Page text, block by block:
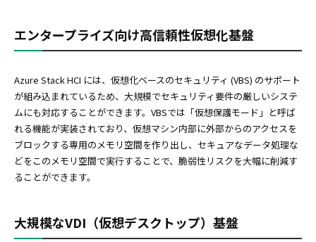
エンタープライズ向け高信頼性仮想化基盤
Azure Stack HCI には、仮想化ベースのセキュリティ (VBS) のサポート
が組み込まれているため、大規模でセキュリティ要件の厳しいシステ
ムにも対応することができます。VBSでは「仮想保護モード」と呼ば
れる機能が実装されており、仮想マシン内部に外部からのアクセスを
ブロックする専用のメモリ空間を作り出し、セキュアなデータ処理な
どをこのメモリ空間で実行することで、脆弱性リスクを大幅に削減す
ることができます。
大規模なVDI（仮想デスクトップ）基盤